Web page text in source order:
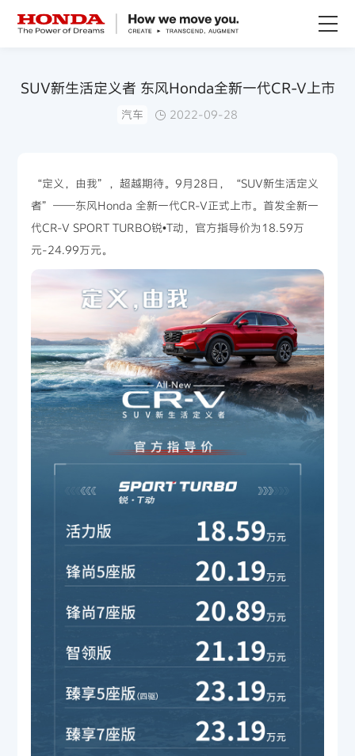
SUV新生活定义者 东风Honda全新一代CR-V上市
汽车 2022-09-28
“定义，由我”，超越期待。9月28日，“SUV新生活定义
者”——东风Honda 全新一代CR-V正式上市。首发全新一
代CR-V SPORT TURBO锐•T动，官方指导价为18.59万
元-24.99万元。